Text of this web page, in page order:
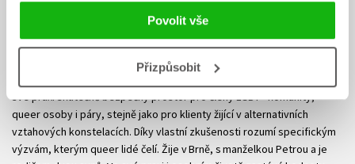
Povolit vše
Přizpůsobit
přičemž klade důraz na jedinečný potenciál každého člověka žít
autentický a smysluplný život. Kromě individuální terapie a koučinku
se specializuje na práci s páry a vztahy všech forem. S vlastní
jedinečnou zkušeností života mezi genderovými identitami vytváří ve
své praxi skutečně bezpečný prostor pro členy LGBT+ komunity,
queer osoby i páry, stejně jako pro klienty žijící v alternativních
vztahových konstelacích. Díky vlastní zkušenosti rozumí specifickým
výzvám, kterým queer lidé čelí. Žije v Brně, s manželkou Petrou a je